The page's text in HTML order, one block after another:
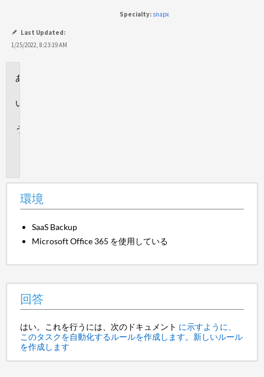
Specialty: snapx
Last Updated:
1/25/2022, 8:23:19 AM
環境
SaaS Backup
Microsoft Office 365 を使用している
回答
はい。これを行うには、次のドキュメント に示すように、
このタスクを自動化するルールを作成します。新しいルール
を作成します